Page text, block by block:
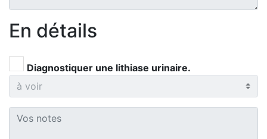
En détails
Diagnostiquer une lithiase urinaire.